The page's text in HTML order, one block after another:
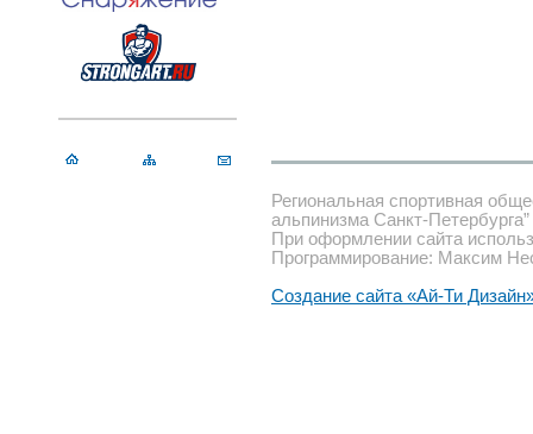
Региональная спортивная
альпинизма Санкт-Петербурга”
При оформлении сайта
Программирование: Максим
Создание сайта «Ай-Ти